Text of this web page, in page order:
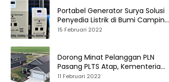
Portabel Generator Surya Solusi
Penyedia Listrik di Bumi Camping
dan Perkemahan
15 Februari 2022
Dorong Minat Pelanggan PLN
Pasang PLTS Atap, Kementerian
ESDM Luncurkan Paket Hibah SEF
11 Februari 2022